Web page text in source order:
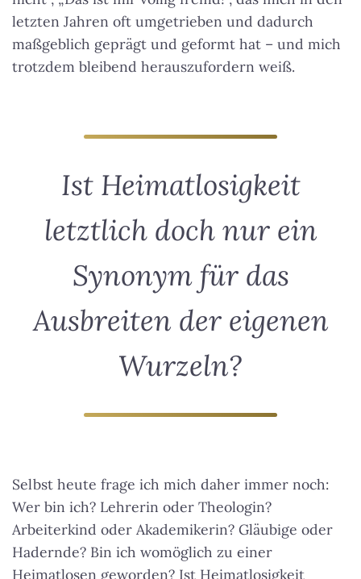
letzten Jahren oft umgetrieben und dadurch
maßgeblich geprägt und geformt hat – und mich
trotzdem bleibend herauszufordern weiß.
Ist Heimatlosigkeit
letztlich doch nur ein
Synonym für das
Ausbreiten der eigenen
Wurzeln?
Selbst heute frage ich mich daher immer noch:
Wer bin ich? Lehrerin oder Theologin?
Arbeiterkind oder Akademikerin? Gläubige oder
Hadernde? Bin ich womöglich zu einer
Heimatlosen geworden? Ist Heimatlosigkeit